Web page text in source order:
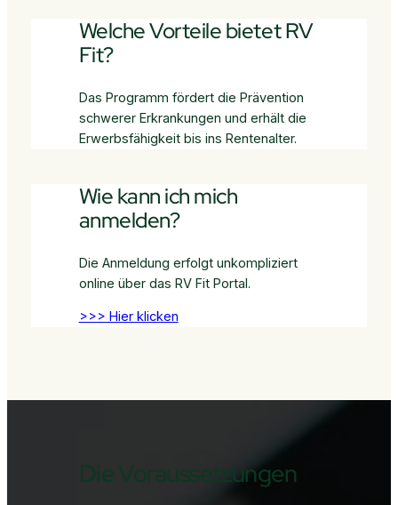
Welche Vorteile bietet RV
Fit?
Das Programm fördert die Prävention
schwerer Erkrankungen und erhält die
Erwerbsfähigkeit bis ins Rentenalter.
Wie kann ich mich
anmelden?
Die Anmeldung erfolgt unkompliziert
online über das RV Fit Portal.
>>> Hier klicken
Die Voraussetzungen